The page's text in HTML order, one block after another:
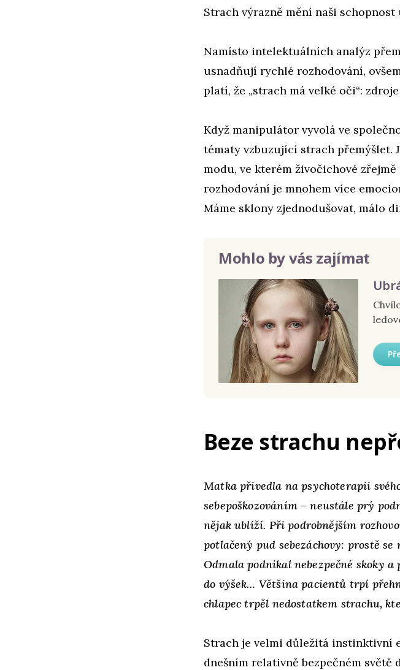
Strach výrazně mění naši
Namísto intelektuálních analýz
usnadňují rychlé rozhodování,
platí, že „strach má velké oči“:
Když manipulátor vyvolá ve
tématy vzbuzující strach přemýšlet.
modu, ve kterém živočichové
rozhodování je mnohem více
Máme sklony zjednodušovat, málo
Mohlo by vás zajímat
Beze strachu
Matka přivedla na psychoterapii
sebepoškozováním – neustále prý
nějak ublíží. Při podrobnějším
potlačený pud sebezáchovy: prostě
Odmala podnikal nebezpečné skoky
do výšek… Většina pacientů trpí
chlapec trpěl nedostatkem strachu,
Strach je velmi důležitá instinktivní
dnešním relativně bezpečném